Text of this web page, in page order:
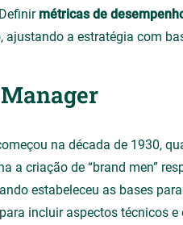
métricas de
ajustando a estratégia com
na década de 1930,
a criação de “brand men”
estabeleceu as bases
incluir aspectos técnicos